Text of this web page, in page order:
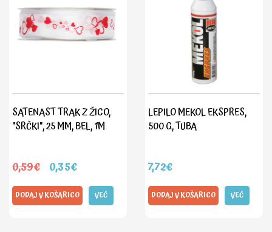
SATENAST TRAK Z ŽICO,
"SRČKI", 25 MM, BEL, 1M
0,59€ 0,35€
DODAJ V KOŠARICO VEČ
LEPILO MEKOL EKSPRES,
500 G, TUBA
7,72€
DODAJ V KOŠARICO VEČ